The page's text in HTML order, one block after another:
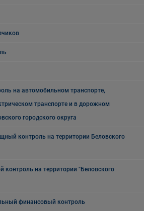
на автомобильном транспорте,
транспорте и в дорожном
городского округа
контроль на территории Беловского
контроль на территории "Беловского
финансовый контроль